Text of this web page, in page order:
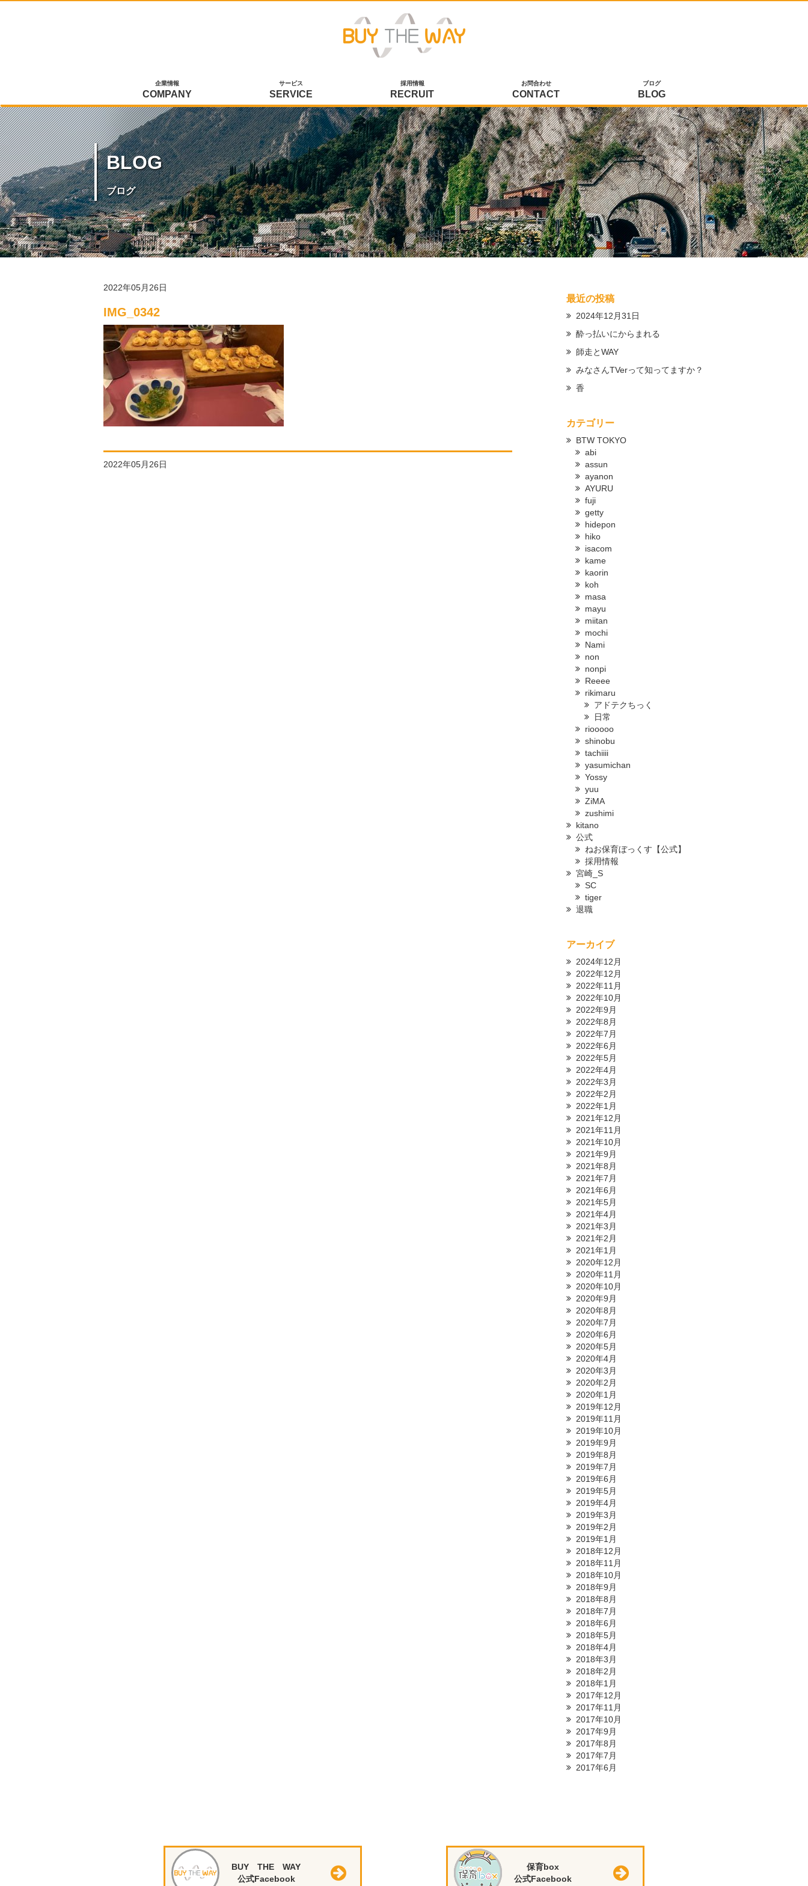
企業情報
COMPANY
サービス
SERVICE
採用情報
RECRUIT
お問合わせ
CONTACT
ブログ
BLOG
BLOG
ブログ
2022年05月26日
IMG_0342
2022年05月26日
最近の投稿
2024年12月31日
酔っ払いにからまれる
師走とWAY
みなさんTVerって知ってますか？
香
カテゴリー
BTW TOKYO
abi
assun
ayanon
AYURU
fuji
getty
hidepon
hiko
isacom
kame
kaorin
koh
masa
mayu
miitan
mochi
Nami
non
nonpi
Reeee
rikimaru
アドテクちっく
日常
riooooo
shinobu
tachiiii
yasumichan
Yossy
yuu
ZiMA
zushimi
kitano
公式
ねお保育ぼっくす【公式】
採用情報
宮崎_S
SC
tiger
退職
アーカイブ
2024年12月
2022年12月
2022年11月
2022年10月
2022年9月
2022年8月
2022年7月
2022年6月
2022年5月
2022年4月
2022年3月
2022年2月
2022年1月
2021年12月
2021年11月
2021年10月
2021年9月
2021年8月
2021年7月
2021年6月
2021年5月
2021年4月
2021年3月
2021年2月
2021年1月
2020年12月
2020年11月
2020年10月
2020年9月
2020年8月
2020年7月
2020年6月
2020年5月
2020年4月
2020年3月
2020年2月
2020年1月
2019年12月
2019年11月
2019年10月
2019年9月
2019年8月
2019年7月
2019年6月
2019年5月
2019年4月
2019年3月
2019年2月
2019年1月
2018年12月
2018年11月
2018年10月
2018年9月
2018年8月
2018年7月
2018年6月
2018年5月
2018年4月
2018年3月
2018年2月
2018年1月
2017年12月
2017年11月
2017年10月
2017年9月
2017年8月
2017年7月
2017年6月
BUY THE WAY
公式Facebook
保育box
公式Facebook